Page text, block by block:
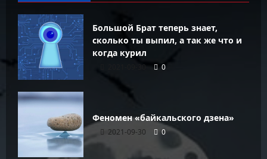
Большой Брат теперь знает,
сколько ты выпил, а так же что и
когда курил
2021-09-30 0
Феномен «байкальского дзена»
2021-09-30 0